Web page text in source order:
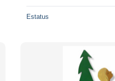
Estatus